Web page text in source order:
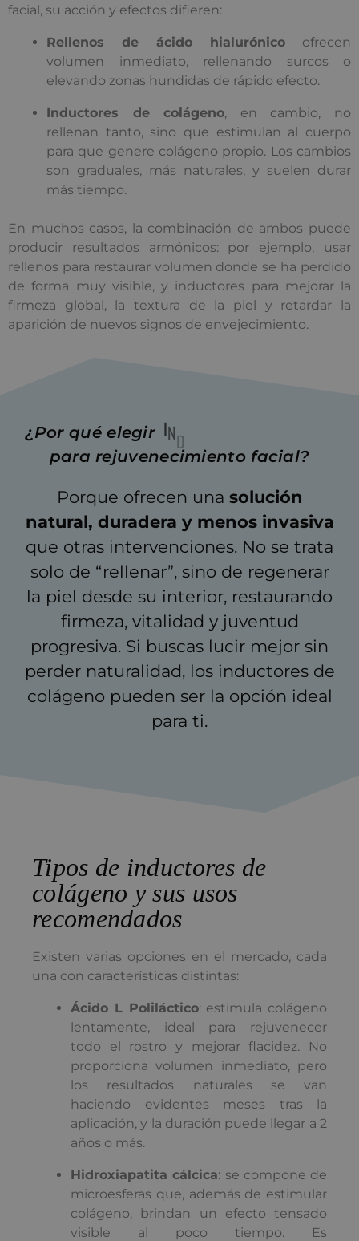
facial, su acción y efectos difieren:
Rellenos de ácido hialurónico ofrecen
volumen inmediato, rellenando surcos o
elevando zonas hundidas de rápido efecto.
Inductores de colágeno, en cambio, no
rellenan tanto, sino que estimulan al cuerpo
para que genere colágeno propio. Los cambios
son graduales, más naturales, y suelen durar
más tiempo.
En muchos casos, la combinación de ambos puede
producir resultados armónicos: por ejemplo, usar
rellenos para restaurar volumen donde se ha perdido
de forma muy visible, y inductores para mejorar la
firmeza global, la textura de la piel y retardar la
aparición de nuevos signos de envejecimiento.
¿Por qué elegir IND
E
para rejuvenecimiento facial?
Porque ofrecen una solución
natural, duradera y menos invasiva
que otras intervenciones. No se trata
solo de “rellenar”, sino de regenerar
la piel desde su interior, restaurando
firmeza, vitalidad y juventud
progresiva. Si buscas lucir mejor sin
perder naturalidad, los inductores de
colágeno pueden ser la opción ideal
para ti.
Tipos de inductores de
colágeno y sus usos
recomendados
Existen varias opciones en el mercado, cada
una con características distintas:
Ácido L Poliláctico: estimula colágeno
lentamente, ideal para rejuvenecer
todo el rostro y mejorar flacidez. No
proporciona volumen inmediato, pero
los resultados naturales se van
haciendo evidentes meses tras la
aplicación, y la duración puede llegar a 2
años o más.
Hidroxiapatita cálcica: se compone de
microesferas que, además de estimular
colágeno, brindan un efecto tensado
visible al poco tiempo. Es